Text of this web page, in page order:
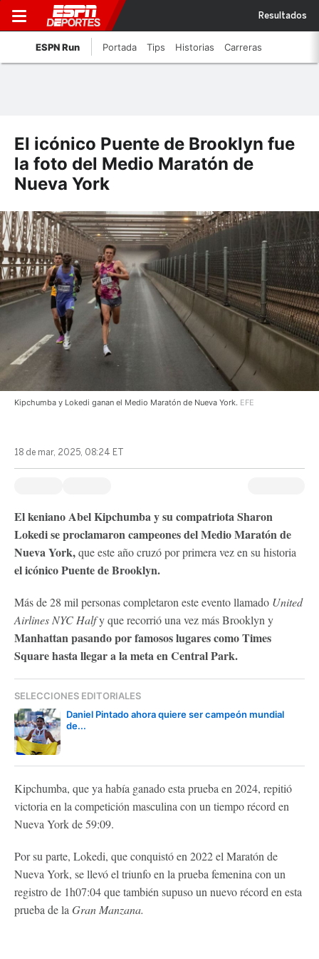
Resultados
ESPN Run Portada Tips Historias Carreras
El icónico Puente de Brooklyn fue
la foto del Medio Maratón de
Nueva York
Kipchumba y Lokedi ganan el Medio Maratón de Nueva York. EFE
18 de mar, 2025, 08:24 ET
El keniano Abel Kipchumba y su compatriota Sharon
Lokedi se proclamaron campeones del Medio Maratón de
Nueva York,que este año cruzó por primera vez en su historia
el icónico Puente de Brooklyn.
Más de 28 mil personas completaron este evento llamado United
Airlines NYC Halfy que recorrió una vez más Brooklyn y
Manhattan pasando por famosos lugares como Times
Square hasta llegar a la meta en Central Park.
SELECCIONES EDITORIALES
Daniel Pintado ahora quiere ser campeón mundial
de...
Kipchumba, que ya había ganado esta prueba en 2024, repitió
victoria en la competición masculina con un tiempo récord en
Nueva York de 59:09.
Por su parte, Lokedi, que conquistó en 2022 el Maratón de
Nueva York, se llevó el triunfo en la prueba femenina con un
registro de 1h07:04 que también supuso un nuevo récord en esta
prueba de la Gran Manzana.